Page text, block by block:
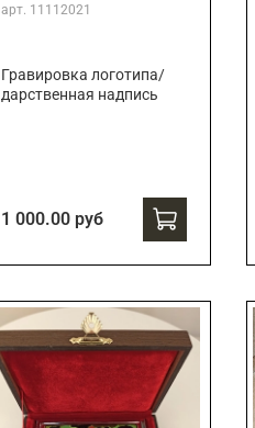
арт. 11112021
Гравировка логотипа/
дарственная надпись
1 000.00 руб